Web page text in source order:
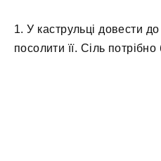
1. У каструльці довести
посолити її. Сіль потрібно